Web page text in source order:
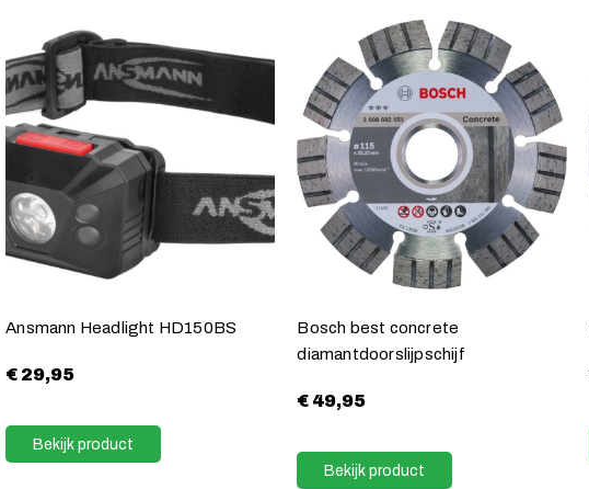
Ansmann Headlight HD150BS
€29,95
Bekijk product
Bosch best concrete
diamantdoorslijpschijf
€49,95
Bekijk product